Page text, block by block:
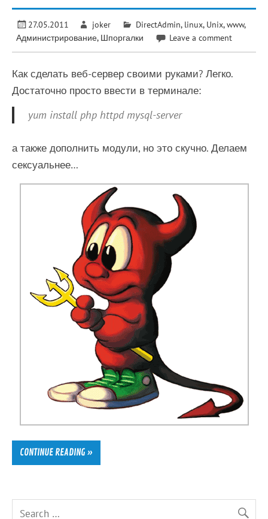
27.05.2011 joker DirectAdmin, linux, Unix,www,
Администрирование, Шпоргалки Leave a comment
Как сделать веб-сервер своими руками? Легко.
Достаточно просто ввести в терминале:
yum install php httpd mysql-server
а также дополнить модули, но это скучно. Делаем
сексуальнее…
CONTINUE READING »